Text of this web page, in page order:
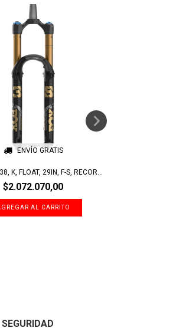
ENVÍO GRATIS
K, FLOAT, 29IN, F-S, RECOR...
$2.072.070,00